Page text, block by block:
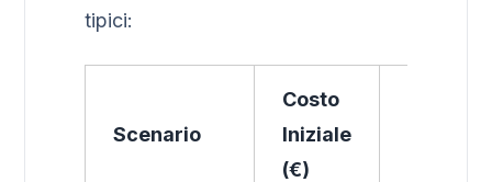
tipici:
Scenario
Costo
Iniziale
(€)